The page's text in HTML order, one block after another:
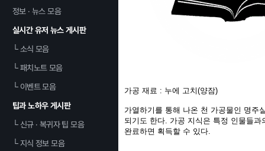
정보 · 뉴스 모음
실시간 유저 뉴스 게시판
└소식 모음
└패치노트 모음
└이벤트 모음
팁과 노하우 게시판
└신규 · 복귀자 팁 모음
└지식 정보 모음
가공 재료 : 누에 고치(양잠)
가열하기를 통해 나온 천 가공물인 명주
되기도 한다. 가공 지식은 특정 인물들
완료하면 획득할 수 있다.